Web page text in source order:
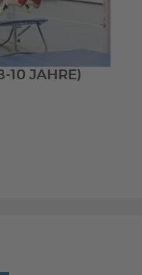
10 JAHRE)